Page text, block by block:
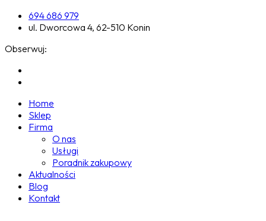
694 686 979
ul. Dworcowa 4, 62-510 Konin
Obserwuj:
Home
Sklep
Firma
O nas
Usługi
Poradnik zakupowy
Aktualności
Blog
Kontakt